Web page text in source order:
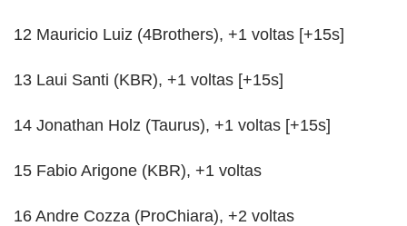
12 Mauricio Luiz (4Brothers), +1 voltas [+15s]
13 Laui Santi (KBR), +1 voltas [+15s]
14 Jonathan Holz (Taurus), +1 voltas [+15s]
15 Fabio Arigone (KBR), +1 voltas
16 Andre Cozza (ProChiara), +2 voltas